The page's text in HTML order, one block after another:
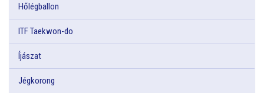
Hőlégballon
ITF Taekwon-do
Íjászat
Jégkorong